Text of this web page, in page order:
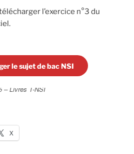
l’exercice n°3 du
le sujet de bac NSI
– Livres T-NSI
X